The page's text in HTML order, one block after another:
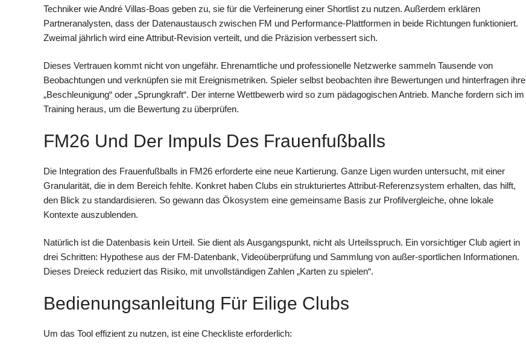
Techniker wie André Villas-Boas geben zu, sie für die Verfeinerung einer Shortlist zu nutzen. Außerdem erklären
Partneranalysten, dass der Datenaustausch zwischen FM und Performance-Plattformen in beide Richtungen funktioniert.
Zweimal jährlich wird eine Attribut-Revision verteilt, und die Präzision verbessert sich.
Dieses Vertrauen kommt nicht von ungefähr. Ehrenamtliche und professionelle Netzwerke sammeln Tausende von
Beobachtungen und verknüpfen sie mit Ereignismetriken. Spieler selbst beobachten ihre Bewertungen und hinterfragen ihre
„Beschleunigung“ oder „Sprungkraft“. Der interne Wettbewerb wird so zum pädagogischen Antrieb. Manche fordern sich im
Training heraus, um die Bewertung zu überprüfen.
FM26 Und Der Impuls Des Frauenfußballs
Die Integration des Frauenfußballs in FM26 erforderte eine neue Kartierung. Ganze Ligen wurden untersucht, mit einer
Granularität, die in dem Bereich fehlte. Konkret haben Clubs ein strukturiertes Attribut-Referenzsystem erhalten, das hilft,
den Blick zu standardisieren. So gewann das Ökosystem eine gemeinsame Basis zur Profilvergleiche, ohne lokale
Kontexte auszublenden.
Natürlich ist die Datenbasis kein Urteil. Sie dient als Ausgangspunkt, nicht als Urteilsspruch. Ein vorsichtiger Club agiert in
drei Schritten: Hypothese aus der FM-Datenbank, Videoüberprüfung und Sammlung von außer-sportlichen Informationen.
Dieses Dreieck reduziert das Risiko, mit unvollständigen Zahlen „Karten zu spielen“.
Bedienungsanleitung Für Eilige Clubs
Um das Tool effizient zu nutzen, ist eine Checkliste erforderlich: